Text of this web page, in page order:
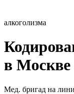
алкоголизма
в Москве
Мед. бригад на